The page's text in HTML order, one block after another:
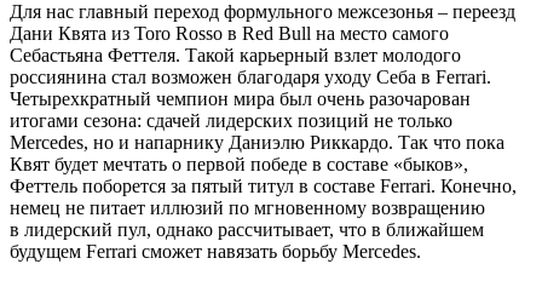
Для нас главный переход формульного межсезонья – переезд
Дани Квята из Toro Rosso в Red Bull на место самого
Себастьяна Феттеля. Такой карьерный взлет молодого
россиянина стал возможен благодаря уходу Себа в Ferrari.
Четырехкратный чемпион мира был очень разочарован
итогами сезона: сдачей лидерских позиций не только
Mercedes, но и напарнику Даниэлю Риккардо. Так что пока
Квят будет мечтать о первой победе в составе «быков»,
Феттель поборется за пятый титул в составе Ferrari. Конечно,
немец не питает иллюзий по мгновенному возвращению
в лидерский пул, однако рассчитывает, что в ближайшем
будущем Ferrari сможет навязать борьбу Mercedes.